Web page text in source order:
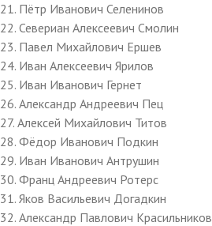
21. Пётр Иванович Селенинов
22. Севериан Алексеевич Смолин
23. Павел Михайлович Ершев
24. Иван Алексеевич Ярилов
25. Иван Иванович Гернет
26. Александр Андреевич Пец
27. Алексей Михайлович Титов
28. Фёдор Иванович Подкин
29. Иван Иванович Антрушин
30. Франц Андреевич Ротерс
31. Яков Васильевич Догадкин
32. Александр Павлович Красильников